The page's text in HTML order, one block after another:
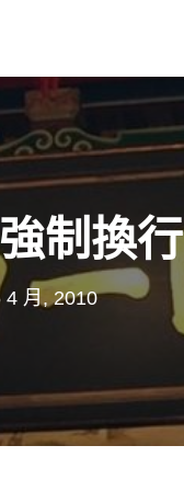
制換行
4 月, 2010